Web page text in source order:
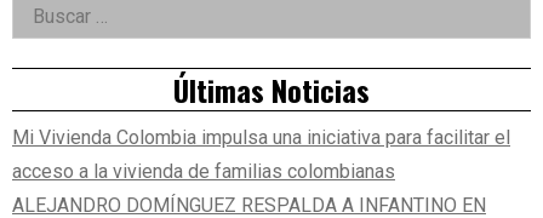
Asides
Últimas Noticias
Mi Vivienda Colombia impulsa una iniciativa para facilitar el
acceso a la vivienda de familias colombianas
ALEJANDRO DOMÍNGUEZ RESPALDA A INFANTINO EN